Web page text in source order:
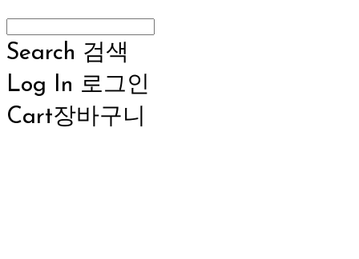
Search 검색
Log In 로그인
Cart장바구니